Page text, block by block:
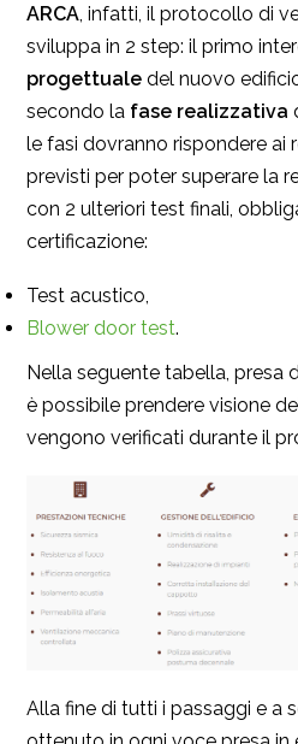
ARCA, infatti, il protocollo di
sviluppa in 2 step: il primo
progettuale del nuovo
secondo la fase realizzativa
le fasi dovranno rispondere ai
previsti per poter superare la
con 2 ulteriori test finali,
certificazione:
Test acustico,
Blower door test.
Nella seguente tabella, presa
è possibile prendere visione
vengono verificati durante il
Alla fine di tutti i passaggi e a